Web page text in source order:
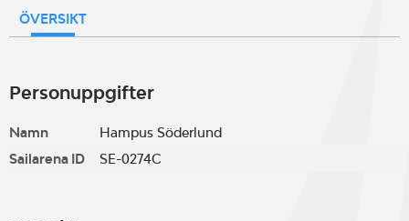
ÖVERSIKT
Personuppgifter
Namn
Hampus Söderlund
Sailarena ID
SE-0274C